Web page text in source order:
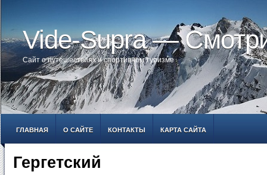
Vide-Supra —
Сайт о путешествиях и спортивном туризме
ГЛАВНАЯ О САЙТЕ КОНТАКТЫ КАРТА САЙТА
Гергетский